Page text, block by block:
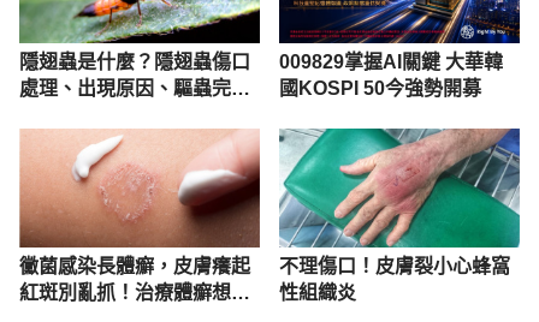
隱翅蟲是什麼？隱翅蟲傷口
處理、出現原因、驅蟲完整
009829掌握AI關鍵 大華韓
國KOSPI 50今強勢開募
黴菌感染長體癬，皮膚癢起
紅斑別亂抓！治療體癬想好
不理傷口！皮膚裂小心蜂窩
性組織炎